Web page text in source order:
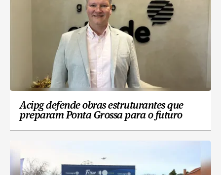
Acipg defende obras estruturantes que
preparam Ponta Grossa para o futuro